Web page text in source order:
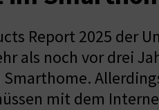
Report 2025 der
als noch vor drei
mit dem